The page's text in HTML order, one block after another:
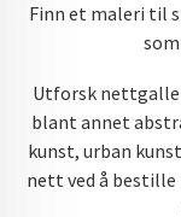
Finn et maleri til
Utforsk
blant annet
kunst, urban
nett ved å